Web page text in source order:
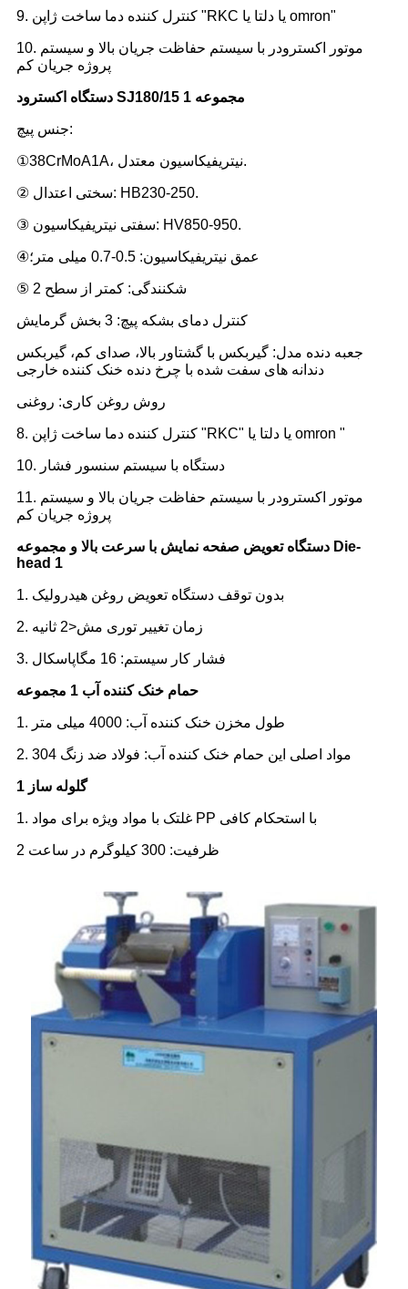
9. کنترل کننده دما ساخت ژاپن "RKC یا دلتا یا omron"
10. موتور اکسترودر با سیستم حفاظت جریان بالا و سیستم
پروژه جریان کم
دستگاه اکسترود SJ180/15 1 مجموعه
جنس پیچ:
①38CrMoA1A، ​​نیتریفیکاسیون معتدل.
② سختی اعتدال: HB230-250.
③ سفتی نیتریفیکاسیون: HV850-950.
④عمق نیتریفیکاسیون: 0.5-0.7 میلی متر؛
⑤ شکنندگی: کمتر از سطح 2
کنترل دمای بشکه پیچ: 3 بخش گرمایش
جعبه دنده مدل: گیربکس با گشتاور بالا، صدای کم، گیربکس
دندانه های سفت شده با چرخ دنده خنک کننده خارجی
روش روغن کاری: روغنی
8. کنترل کننده دما ساخت ژاپن "RKC" یا دلتا یا omron "
10. دستگاه با سیستم سنسور فشار
11. موتور اکسترودر با سیستم حفاظت جریان بالا و سیستم
پروژه جریان کم
دستگاه تعویض صفحه نمایش با سرعت بالا و مجموعه Die-
head 1
1. بدون توقف دستگاه تعویض روغن هیدرولیک
2. زمان تغییر توری مش<2 ثانیه
3. فشار کار سیستم: 16 مگاپاسکال
حمام خنک کننده آب 1 مجموعه
1. طول مخزن خنک کننده آب: 4000 میلی متر
2. مواد اصلی این حمام خنک کننده آب: فولاد ضد زنگ 304
گلوله ساز 1
1. غلتک با مواد ویژه برای مواد PP با استحکام کافی
2 ظرفیت: 300 کیلوگرم در ساعت